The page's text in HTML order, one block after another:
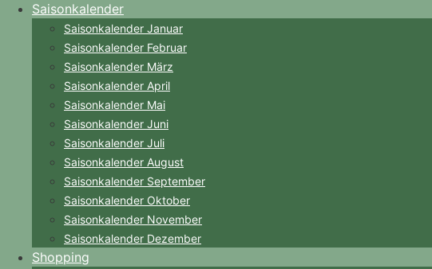
Saisonkalender
Saisonkalender Januar
Saisonkalender Februar
Saisonkalender März
Saisonkalender April
Saisonkalender Mai
Saisonkalender Juni
Saisonkalender Juli
Saisonkalender August
Saisonkalender September
Saisonkalender Oktober
Saisonkalender November
Saisonkalender Dezember
Shopping